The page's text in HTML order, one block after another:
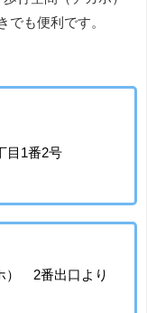
でも便利です。
目1番2号
） 2番出口より